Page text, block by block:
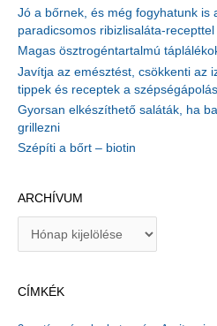
Jó a bőrnek, és még fogyhatunk is
paradicsomos ribizlisaláta-recepttel
Magas ösztrogéntartalmú
Javítja az emésztést, csökkenti az
tippek és receptek a
Gyorsan elkészíthető saláták, ha
grillezni
Szépíti a bőrt – biotin
ARCHÍVUM
íCÍMKÉK